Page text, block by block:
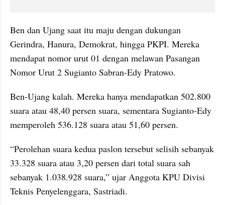
Ben dan Ujang saat itu maju dengan dukungan
Gerindra, Hanura, Demokrat, hingga PKPI. Mereka
mendapat nomor urut 01 dengan melawan Pasangan
Nomor Urut 2 Sugianto Sabran-Edy Pratowo.
Ben-Ujang kalah. Mereka hanya mendapatkan 502.800
suara atau 48,40 persen suara, sementara Sugianto-Edy
memperoleh 536.128 suara atau 51,60 persen.
“Perolehan suara kedua paslon tersebut selisih sebanyak
33.328 suara atau 3,20 persen dari total suara sah
sebanyak 1.038.928 suara,” ujar Anggota KPU Divisi
Teknis Penyelenggara, Sastriadi.